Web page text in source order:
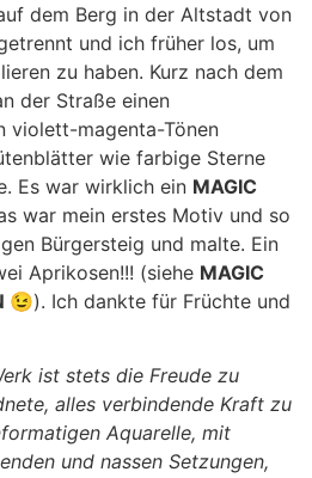
dem Berg in der Altstadt von
und ich früher los, um
zu haben. Kurz nach dem
der Straße einen
violett-magenta-Tönen
wie farbige Sterne
Es war wirklich ein MAGIC
war mein erstes Motiv und so
Bürgersteig und malte. Ein
Aprikosen!!! (siehe MAGIC
😉). Ich dankte für Früchte und
ist stets die Freude zu
alles verbindende Kraft zu
Aquarelle, mit
und nassen Setzungen,